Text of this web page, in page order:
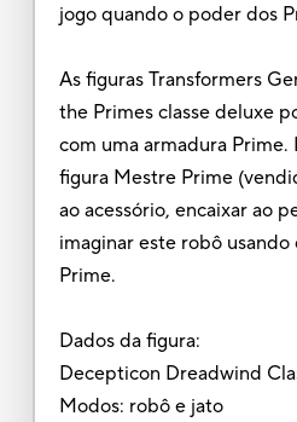
jogo quando o poder dos
As figuras Transformers
the Primes classe deluxe
com uma armadura Prime.
figura Mestre Prime
ao acessório, encaixar ao
imaginar este robô
Prime.
Dados da figura:
Decepticon Dreadwind
Modos: robô e jato